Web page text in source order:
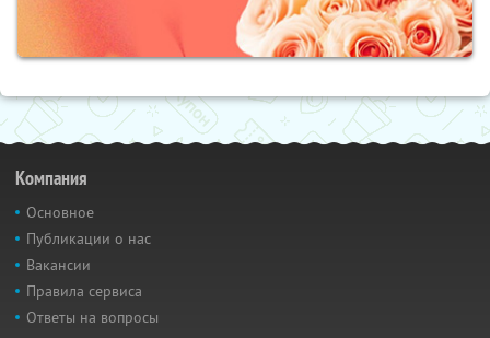
Компания
Основное
Публикации о нас
Вакансии
Правила сервиса
Ответы на вопросы